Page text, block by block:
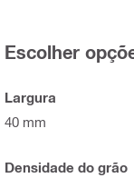
Escolher
Largura
40 mm
Densidade do grão